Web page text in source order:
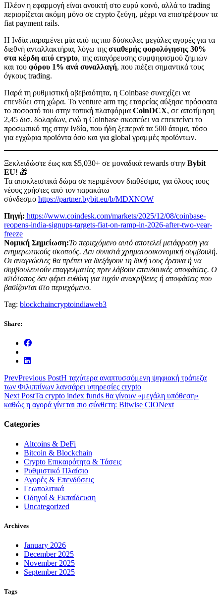
Πλέον η εφαρμογή είναι ανοικτή στο ευρύ κοινό, αλλά το trading
περιορίζεται ακόμη μόνο σε crypto ζεύγη, μέχρι να επιστρέψουν τα
fiat payment rails.
Η Ινδία παραμένει μία από τις πιο δύσκολες μεγάλες αγορές για τα
διεθνή ανταλλακτήρια, λόγω της σταθερής φορολόγησης 30%
στα κέρδη από crypto, της απαγόρευσης συμψηφισμού ζημιών
και του φόρου 1% ανά συναλλαγή, που πιέζει σημαντικά τους
όγκους trading.
Παρά τη ρυθμιστική αβεβαιότητα, η Coinbase συνεχίζει να
επενδύει στη χώρα. Το venture arm της εταιρείας αύξησε πρόσφατα
το ποσοστό του στην τοπική πλατφόρμα CoinDCX, σε αποτίμηση
2,45 δισ. δολαρίων, ενώ η Coinbase σκοπεύει να επεκτείνει το
προσωπικό της στην Ινδία, που ήδη ξεπερνά τα 500 άτομα, τόσο
για εγχώρια προϊόντα όσο και για global γραμμές προϊόντων.
Ξεκλειδώστε έως και $5,030+ σε μοναδικά rewards στην Bybit
EU! 🎁
Τα αποκλειστικά δώρα σε περιμένουν διαθέσιμα, για όλους τους
νέους χρήστες από τον παρακάτω
σύνδεσμο https://partner.bybit.eu/b/MDXNOW
Πηγή: https://www.coindesk.com/markets/2025/12/08/coinbase-
reopens-india-signups-targets-fiat-on-ramp-in-2026-after-two-year-
freeze
Νομική Σημείωση:Το περιεχόμενο αυτό αποτελεί μετάφραση για
ενημερωτικούς σκοπούς. Δεν συνιστά χρηματοοικονομική συμβουλή.
Οι αναγνώστες θα πρέπει να διεξάγουν τη δική τους έρευνα ή να
συμβουλευτούν επαγγελματίες πριν λάβουν επενδυτικές αποφάσεις. Ο
ιστότοπος δεν φέρει ευθύνη για τυχόν ανακρίβειες ή αποφάσεις που
βασίζονται στο περιεχόμενο.
Tag: blockchaincryptoindiaweb3
Share:
PrevPrevious PostΗ ταχύτερα αναπτυσσόμενη ψηφιακή τράπεζα
των Φιλιππίνων λανσάρει υπηρεσίες crypto
Next PostΤα crypto index funds θα γίνουν «μεγάλη υπόθεση»
καθώς η αγορά γίνεται πιο σύνθετη: Bitwise CIONext
Categories
Altcoins & DeFi
Bitcoin & Blockchain
Crypto Επικαιρότητα & Τάσεις
Ρυθμιστικό Πλαίσιο
Αγορές & Επενδύσεις
Γεωπολιτικά
Οδηγοί & Εκπαίδευση
Uncategorized
Archives
January 2026
December 2025
November 2025
September 2025
Tags